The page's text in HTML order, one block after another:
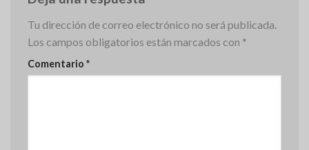
Tu dirección de correo electrónico no será publicada.
Los campos obligatorios están marcados con *
Comentario *